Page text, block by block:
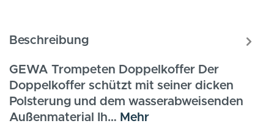
Beschreibung
GEWA Trompeten Doppelkoffer Der
Doppelkoffer schützt mit seiner dicken
Polsterung und dem wasserabweisenden
Außenmaterial Ih… Mehr